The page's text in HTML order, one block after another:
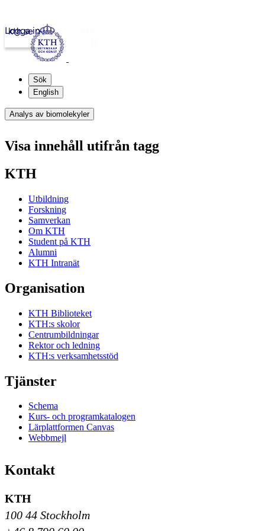
kth.se
Logga in
Sök
English
Analys av biomolekyler
Visa innehåll utifrån tagg
KTH
Utbildning
Forskning
Samverkan
Om KTH
Student på KTH
Alumni
KTH Intranät
Organisation
KTH Biblioteket
KTH:s skolor
Centrumbildningar
Rektor och ledning
KTH:s verksamhetsstöd
Tjänster
Schema
Kurs- och programkatalogen
Lärplattformen Canvas
Webbmejl
Kontakt
KTH
100 44 Stockholm